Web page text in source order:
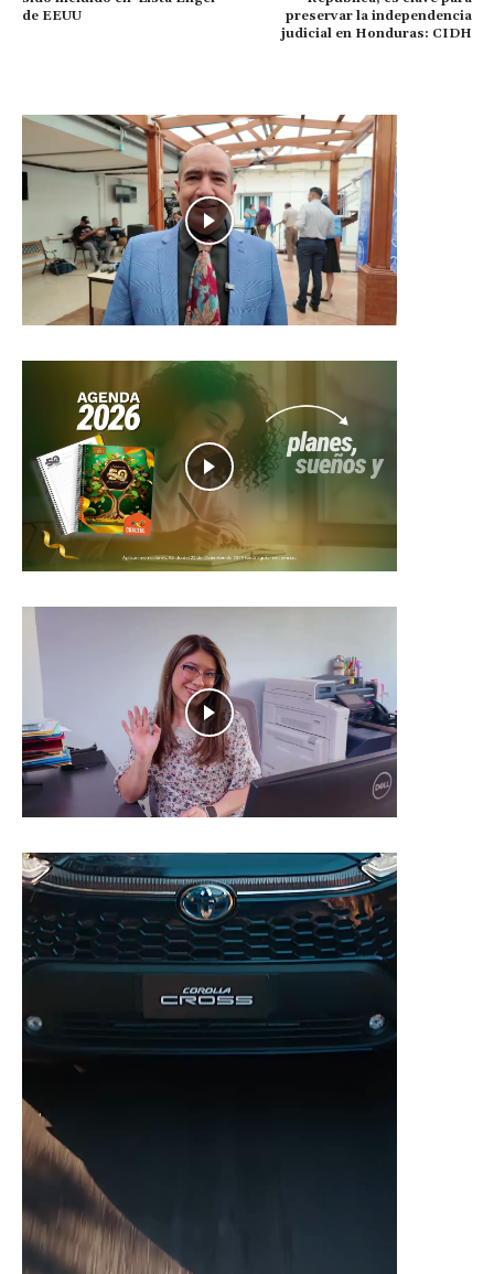
de EEUU
preservar la independencia
judicial en Honduras: CIDH